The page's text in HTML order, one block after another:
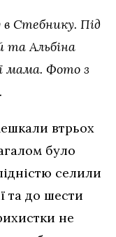
в Стебнику. Під
та Альбіна
мама. Фото з
втрьох
було
селили
та до шести
не